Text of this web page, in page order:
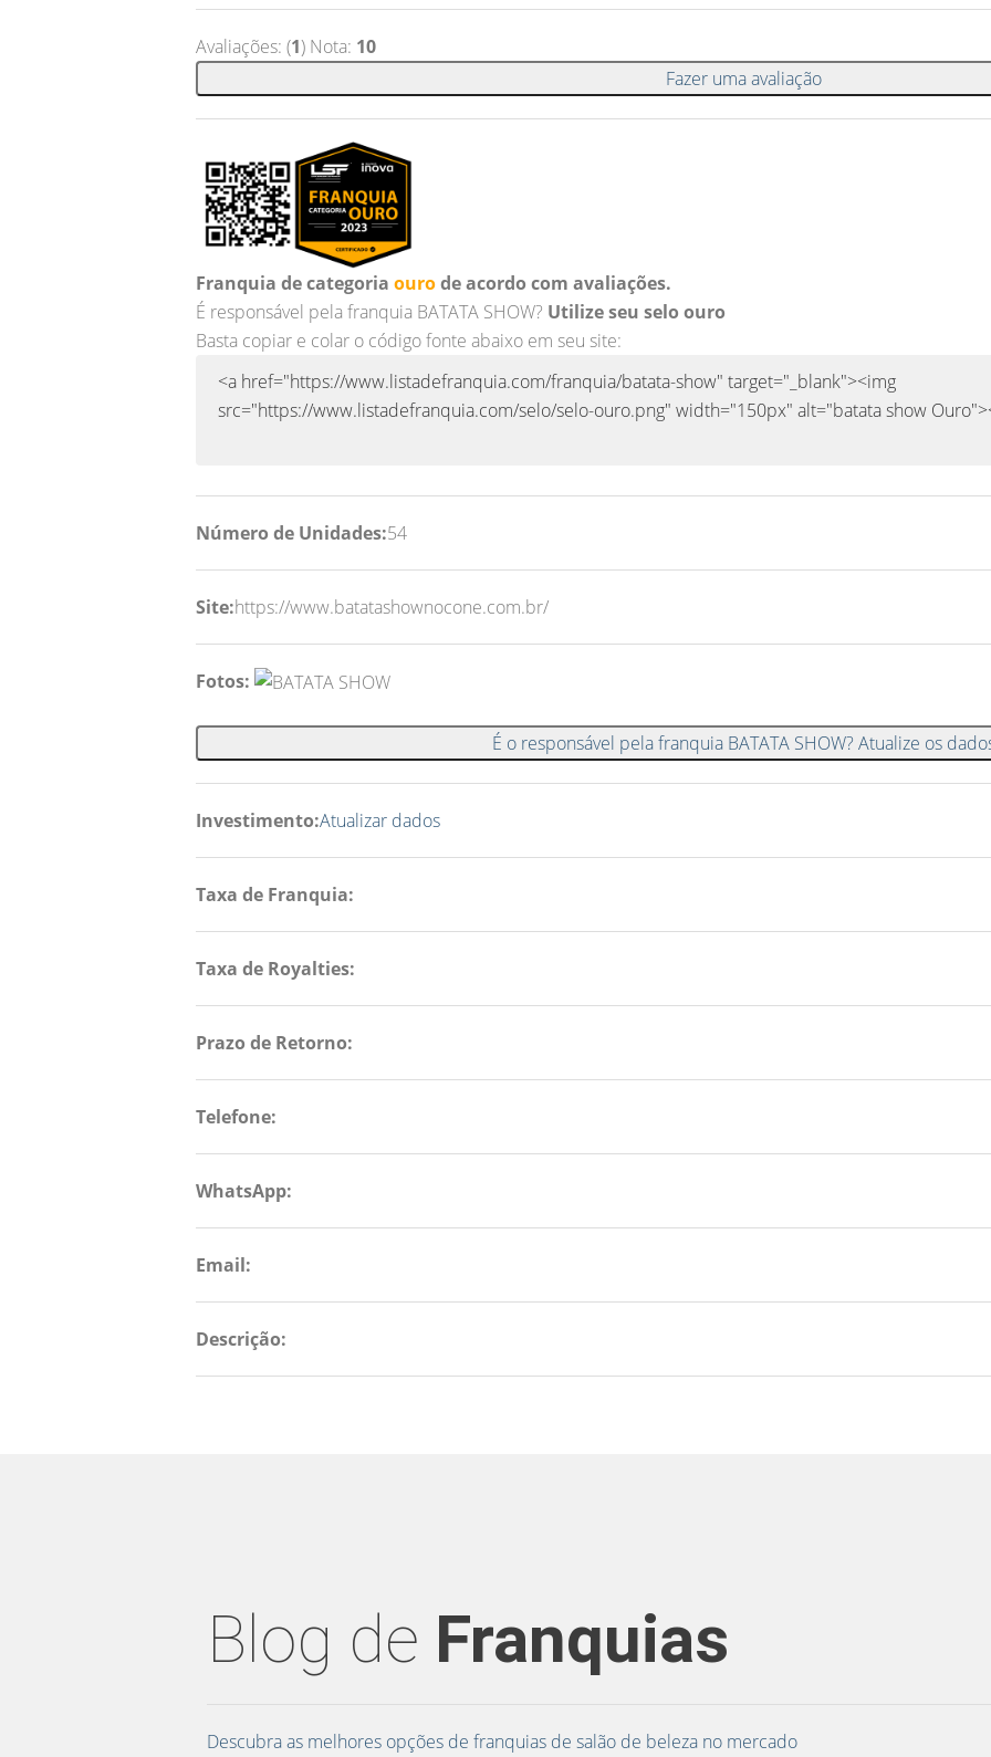
Avaliações: (1) Nota: 10
Fazer uma avaliação
Franquia de categoria ourode acordo com avaliações.
É responsável pela franquia BATATA SHOW? Utilize seu selo ouro
Basta copiar e colar o código fonte abaixo em seu site:
Número de Unidades:54
Site:https://www.batatashownocone.com.br/
Fotos:
É o responsável pela franquia BATATA SHOW? Atualize os
Investimento:Atualizar dados
Taxa de Franquia:
Taxa de Royalties:
Prazo de Retorno:
Telefone:
WhatsApp:
Email:
Descrição:
Blog de Franquias
Descubra as melhores opções de franquias de salão de beleza no mercado